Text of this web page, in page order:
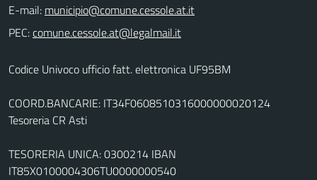
E-mail:
PEC:
Codice Univoco ufficio fatt. elettronica UF95BM
COORD.BANCARIE: IT34F0608510316000000020124
Tesoreria CR Asti
TESORERIA UNICA: 0300214 IBAN
IT85X0100004306TU0000000540